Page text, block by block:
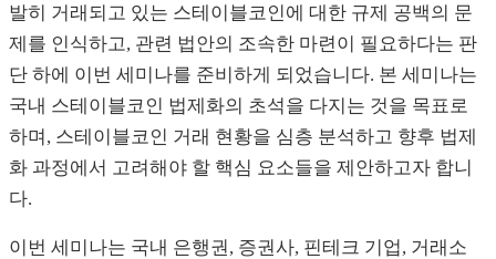
발히 거래되고 있는 스테이블코인에 대한 규제 공백의 문
제를 인식하고, 관련 법안의 조속한 마련이 필요하다는 판
단 하에 이번 세미나를 준비하게 되었습니다. 본 세미나는
국내 스테이블코인 법제화의 초석을 다지는 것을 목표로
하며, 스테이블코인 거래 현황을 심층 분석하고 향후 법제
화 과정에서 고려해야 할 핵심 요소들을 제안하고자 합니
다.
이번 세미나는 국내 은행권, 증권사, 핀테크 기업, 거래소